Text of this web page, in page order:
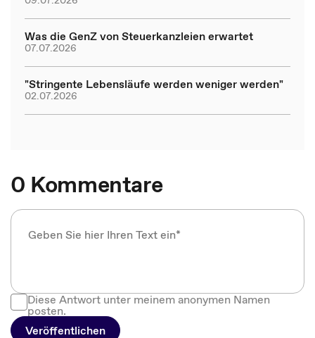
Was die GenZ von Steuerkanzleien erwartet
07.07.2026
"Stringente Lebensläufe werden weniger werden"
02.07.2026
0 Kommentare
Diese Antwort unter meinem anonymen Namen
posten.
Veröffentlichen